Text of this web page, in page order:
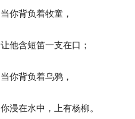
当你背负着牧童，
让他含短笛一支在口；
当你背负着乌鸦，
你浸在水中，上有杨柳。